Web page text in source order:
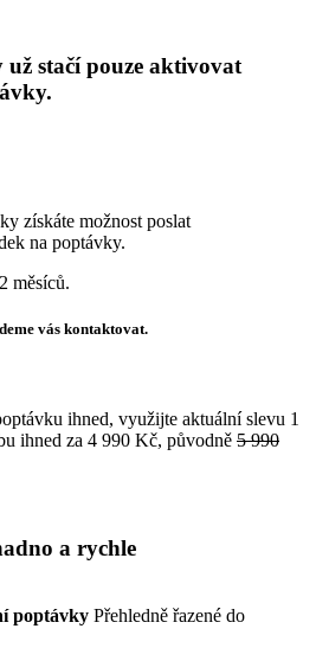
stačí pouze aktivovat
získáte možnost poslat
na poptávky.
měsíců.
vás kontaktovat.
ihned, využijte aktuální slevu 1
ihned za 4 990 Kč, původně 5 990
a rychle
poptávky Přehledně řazené do